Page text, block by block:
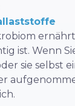
ist. Wenn
sie selbst